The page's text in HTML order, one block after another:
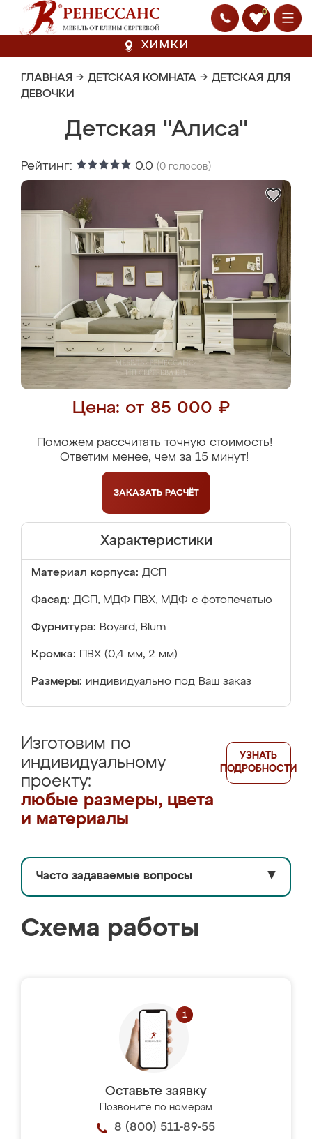
0
ХИМКИ
ГЛАВНАЯ → ДЕТСКАЯ КОМНАТА → ДЕТСКАЯ ДЛЯ
ДЕВОЧКИ
Детская "Алиса"
Рейтинг: 0.0 (0 голосов)
Цена: от 85 000 ₽
Поможем рассчитать точную стоимость!
Ответим менее, чем за 15 минут!
ЗАКАЗАТЬ РАСЧЁТ
Характеристики
Материал корпуса: ДСП
Фасад: ДСП, МДФ ПВХ, МДФ с фотопечатью
Фурнитура: Boyard, Blum
Кромка: ПВХ (0,4 мм, 2 мм)
Размеры: индивидуально под Ваш заказ
Изготовим по
индивидуальному
проекту:
любые размеры, цвета
и материалы
УЗНАТЬ
ПОДРОБНОСТИ
Часто задаваемые вопросы ▼
Схема работы
Оставьте заявку
Позвоните по номерам
8 (800) 511-89-55